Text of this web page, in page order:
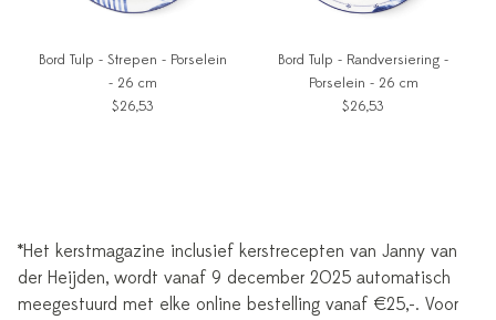
Bord Tulp - Strepen - Porselein
- 26 cm
$26,53
Bord Tulp - Randversiering -
Porselein - 26 cm
$26,53
*Het kerstmagazine inclusief kerstrecepten van Janny van
der Heijden, wordt vanaf 9 december 2025 automatisch
meegestuurd met elke online bestelling vanaf €25,-. Voor